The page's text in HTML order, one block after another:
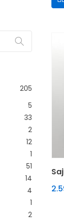
205
5
33
2
12
1
51
14
4
1
2